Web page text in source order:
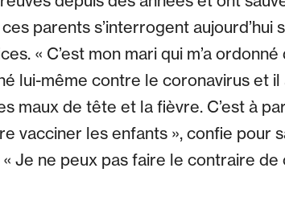
parents s’interrogent aujourd’hui
« C’est mon mari qui m’a ordonné
lui-même contre le coronavirus et il
maux de tête et la fièvre. C’est à
vacciner les enfants », confie pour
« Je ne peux pas faire le contraire de